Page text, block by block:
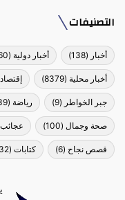
التصنيفات
أخبار (138) أخبار دولية (160)
أخبار محلية (8379) إقتصاد
جبر الخواطر (9) رياضة (139)
صحة وجمال (100)
قصص نجاح (6) كتابات (32)